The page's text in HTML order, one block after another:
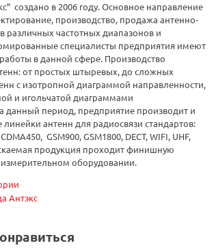
создано в 2006 году. Основное направление
производство, продажа антенно-
различных частотных диапазонов и
специалисты предприятия имеют
в данной сфере. Производство
от простых штыревых, до сложных
с изотропной диаграммой направленности,
и игольчатой диаграммами
данный период, предприятие производит и
линейки антенн для радиосвязи стандартов:
GSM900, GSM1800, DECT, WIFI, UHF,
продукция проходит финишную
оборудовании.
Антэкс